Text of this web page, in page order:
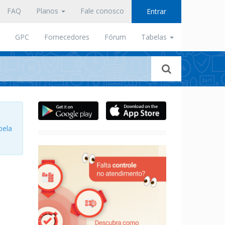
FAQ Planos Fale conosco Entrar
GPC Fornecedores Fórum Tabelas